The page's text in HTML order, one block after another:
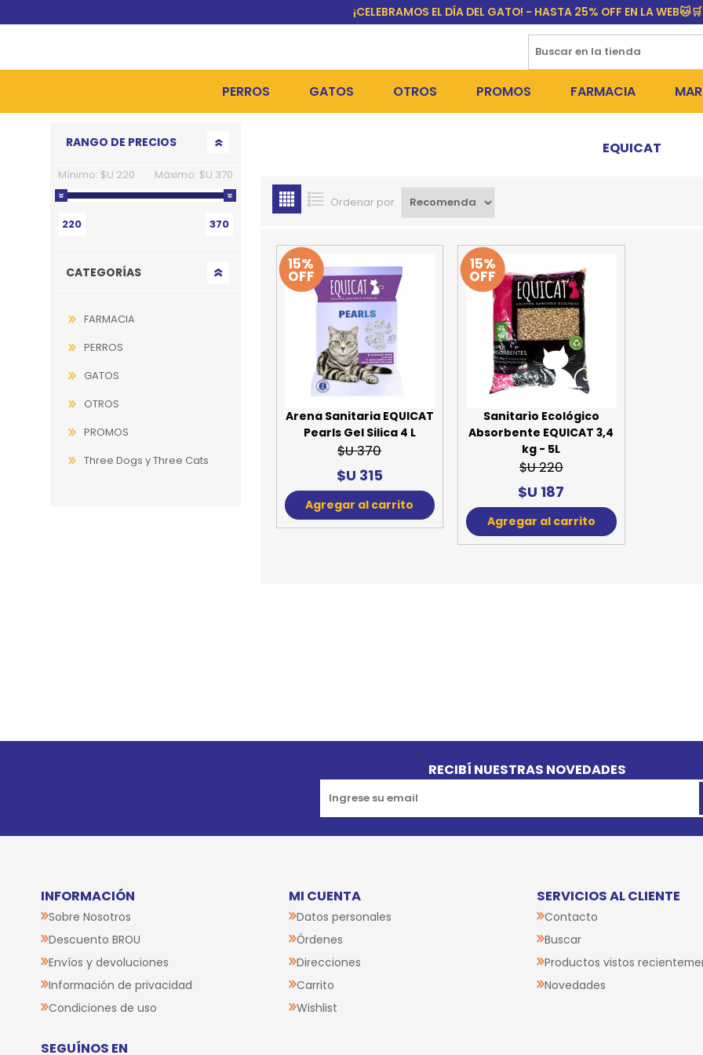
¡CELEBRAMOS EL DÍA DEL GATO! - HASTA 25% OFF EN LA WEB🐱🛒
PERROS
HIGIENE, PELUQUERÍA Y COSMÉTICA
CAMAS Y CASETAS
BOLSOS Y TRANSPORTADORAS
BOLSAS PARA MATERIA
COLLARES, ARNESES Y CORREAS
COMEDEROS Y BEBEDEROS
GATOS
ARENAS SANITARIAS
HIGIENE Y BAÑOS
COMEDEROS Y BEBEDEROS
JUGUETES Y RASCADORES
COLLARES Y ACCESORIOS
TRANSPORTADORAS
CAMAS
OTROS PROMOS
OUTLET
FARMACIA
MEDICAMENTOS
EQUICAT
Ordenar por
15%
OFF
Arena Sanitaria EQUICAT
Pearls Gel Silica 4 L
$U 370
$U 315
Agregar al carrito
15%
OFF
Sanitario Ecológico
Absorbente EQUICAT 3,4
kg - 5L
$U 220
$U 187
Agregar al carrito
RANGO DE PRECIOS
Mínimo: $U 220 Máximo: $U 370
220 370
CATEGORÍAS
FARMACIA
PERROS
GATOS
OTROS
PROMOS
Three Dogs y Three Cats
RECIBÍ NUESTRAS NOVEDADES
INFORMACIÓN
Sobre Nosotros
Descuento BROU
Envíos y devoluciones
Información de privacidad
Condiciones de uso
MI CUENTA
Datos personales
Órdenes
Direcciones
Carrito
Wishlist
SERVICIOS AL CLIENTE
Contacto
Buscar
Productos vistos
Novedades
SEGUÍNOS EN